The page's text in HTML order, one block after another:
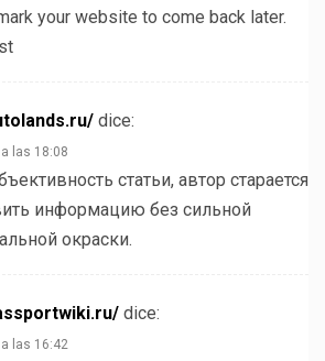
your website to come back later.
dice:
las 18:08
статьи, автор старается
информацию без сильной
окраски.
dice:
las 16:42